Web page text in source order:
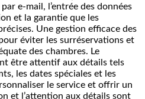
e-mail, l’entrée des données
et la garantie que les
Une gestion efficace des
éviter les surréservations et
des chambres. Le
être attentif aux détails tels
les dates spéciales et les
le service et offrir un
et l’attention aux détails sont